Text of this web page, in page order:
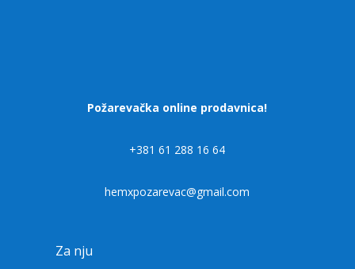
Požarevačka online prodavnica!
+381 61 288 16 64
hemxpozarevac@gmail.com
Za nju